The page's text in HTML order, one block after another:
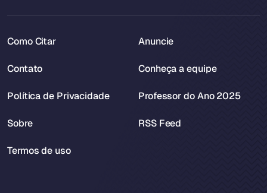
Como Citar
Contato
Política de Privacidade
Sobre
Termos de uso
Anuncie
Conheça a equipe
Professor do Ano 2025
RSS Feed